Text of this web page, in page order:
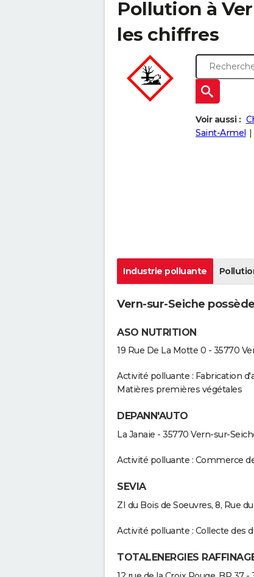
Pollution à
les chiffres
Voir aussi :
Saint-Armel
Industrie polluante
Vern-sur-Seiche
ASO NUTRITION
19 Rue De La Motte 0 - 35770
Activité polluante : Fabrication
Matières premières végétales
DEPANN'AUTO
La Janaie - 35770 Vern-sur-
Activité polluante : Commerce
SEVIA
ZI du Bois de Soeuvres, 8, Rue
Activité polluante : Collecte des
TOTALENERGIES